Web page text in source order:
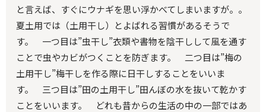
と言えば、すぐにウナギを思い浮かべてしまいますが。。
夏土用では（土用干し）とよばれる習慣があるそうで
す。 一つ目は”虫干し”衣類や書物を陰干しして風を通す
ことで虫やカビがつくことを防ぎます。 二つ目は”梅の
土用干し”梅干しを作る際に日干しすることをいいま
す。 三つ目は”田の土用干し”田んぼの水を抜いて乾かす
ことをいいます。 どれも昔からの生活の中の一部ではあ